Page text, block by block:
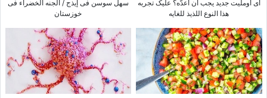
أی أوملیت جدید یجب أن أعدّه؟ علیک تجربه
هذا النوع اللذیذ للغایه
سهل سوسن فی إیذج / الجنه الخضراء فی
خوزستان